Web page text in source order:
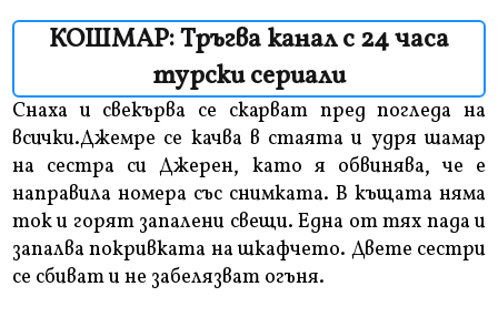
КОШМАР: Тръгва канал с 24 часа
турски сериали
Снаха и свекърва се скарват пред погледа на
всички.Джемре се качва в стаята и удря шамар
на сестра си Джерен, като я обвинява, че е
направила номера със снимката. В къщата няма
ток и горят запалени свещи. Една от тях пада и
запалва покривката на шкафчето. Двете сестри
се сбиват и не забелязват огъня.